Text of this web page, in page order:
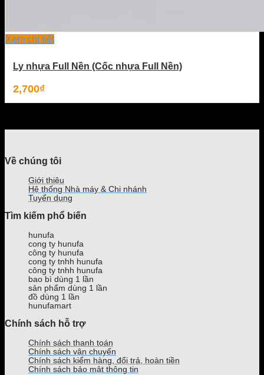
Xem chi tiết
Ly nhựa Full Nền (Cốc nhựa Full Nền)
2,700₫
Về chúng tôi
Giới thiệu
Hệ thống Nhà máy & Chi nhánh
Tuyển dụng
Tìm kiếm phổ biến
hunufa
cong ty hunufa
công ty hunufa
cong ty tnhh hunufa
công ty tnhh hunufa
bao bì dùng 1 lần
sản phẩm dùng 1 lần
đồ dùng 1 lần
hunufamart
Chính sách hỗ trợ
Chính sách thanh toán
Chính sách vận chuyển
Chính sách kiểm hàng, đổi trả, hoàn tiền
Chính sách bảo mật thông tin